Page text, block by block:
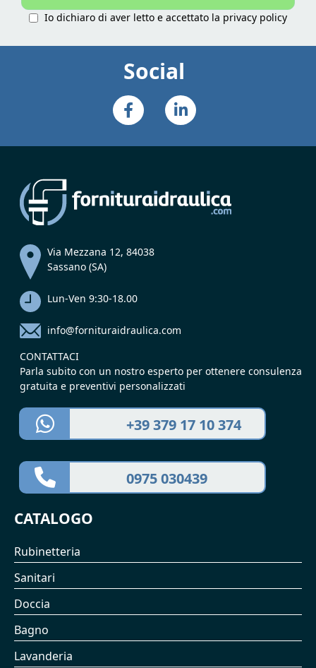
Io dichiaro di aver letto e accettato la privacy policy
Social
Via Mezzana 12, 84038
Sassano (SA)
Lun-Ven 9:30-18.00
info@fornituraidraulica.com
CONTATTACI
Parla subito con un nostro esperto per ottenere consulenza
gratuita e preventivi personalizzati
+39 379 17 10 374
0975 030439
CATALOGO
Rubinetteria
Sanitari
Doccia
Bagno
Lavanderia